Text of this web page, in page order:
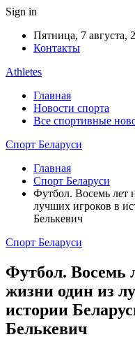
Sign in
Пятница, 7 августа,
Контакты
Athletes
Главная
Новости спорта
Все спортивные
Спорт Беларуси
Главная
Спорт Беларуси
Футбол. Восемь лет
лучших игроков в
Белькевич
Спорт Беларуси
Футбол. Восемь
жизни один из
истории
Белькевич